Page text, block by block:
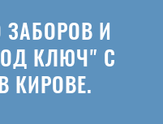
ЗАБОРОВ И
КЛЮЧ" С
КИРОВЕ.